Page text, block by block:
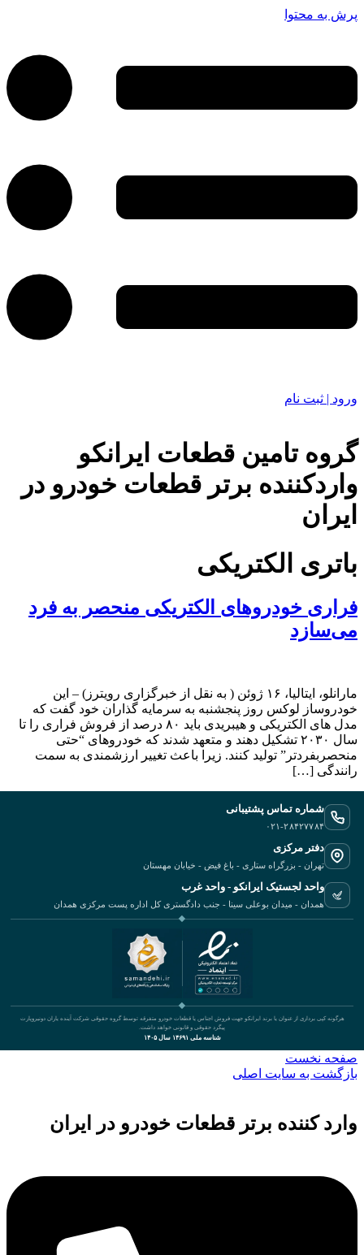
پرش به محتوا
ورود | ثبت نام
گروه تامین قطعات ایرانکو
واردکننده برتر قطعات خودرو در
ایران
باتری الکتریکی
فراری خودروهای الکتریکی منحصر به فرد
می‌سازد
مارانلو، ایتالیا، ۱۶ ژوئن ( به نقل از خبرگزاری رویترز) – این
خودروساز لوکس روز پنجشنبه به سرمایه گذاران خود گفت که
مدل های الکتریکی و هیبریدی باید ۸۰ درصد از فروش فراری را تا
سال ۲۰۳۰ تشکیل دهند و متعهد شدند که خودروهای “حتی
منحصربفردتر” تولید کنند. زیرا باعث تغییر ارزشمندی به سمت
رانندگی […]
شماره تماس پشتیبانی
۰۲۱-۲۸۴۲۷۷۸۴
دفتر مرکزی
تهران - بزرگراه ستاری - باغ فیض - خیابان مهستان
واحد لجستیک ایرانکو - واحد غرب
همدان - میدان بوعلی سینا - جنب دادگستری کل اداره پست مرکزی همدان
هرگونه کپی برداری از عنوان یا برند ایرانکو جهت فروش اجناس یا قطعات خودرو متفرقه توسط گروه حقوقی شرکت آینده یاران دونیروپارت
پیگرد حقوقی و قانونی خواهد داشت.
شناسه ملی ۱۴۶۹۱ سال ۱۴۰۵
صفحه نخست
بازگشت به سایت اصلی
وارد کننده برتر قطعات خودرو در ایران